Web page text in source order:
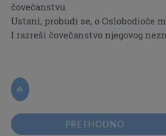
čovečanstvu.
Ustani, probudi se, o Oslobodioče
I razreši čovečanstvo njegovog

PRETHODNO